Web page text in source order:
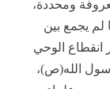
ومحددة،
لم يجمع بين
انقطاع الوحي
رسول الله(ص)،